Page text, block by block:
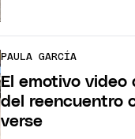
PAULA GARCÍA
El emotivo video
del reencuentro
verse